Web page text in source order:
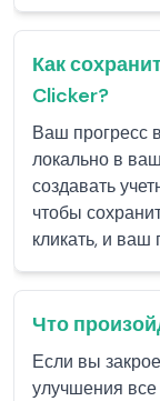
Как
Clicker?
Ваш прогресс
локально в
создавать
чтобы
кликать, и ваш
Что
Если вы
улучшения все